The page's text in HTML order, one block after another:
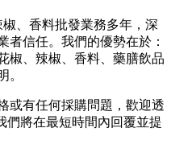
、香料批發業務多年，深
者信任。我們的優勢在於：
椒、辣椒、香料、藥膳飲品
。
或有任何採購問題，歡迎透
們將在最短時間內回覆並提